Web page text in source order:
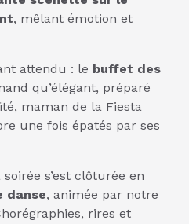
, mêlant émotion et
attendu : le buffet des
qu’élégant, préparé
maman de la Fiesta
une fois épatés par ses
s’est clôturée en
danse, animée par notre
rires et